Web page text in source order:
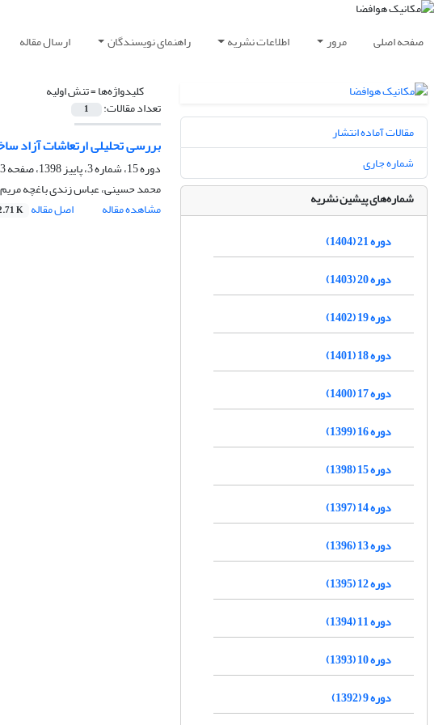
صفحه اصلی مرور اطلاعات نشریه راهنمای نویسندگان ارسال مقاله
کلیدواژه‌ها =تنش اولیه
تعداد مقالات: 1
بررسی تحلیلی ارتعاشات آزاد
دوره 15، شماره 3، پاییز 1398، صفحه
محمد حسینی، عباس زندی باغچه مریم
مشاهده مقاله
اصل مقاله K
مقالات آماده انتشار
شماره جاری
شماره‌های پیشین نشریه
دوره 21 (1404)
دوره 20 (1403)
دوره 19 (1402)
دوره 18 (1401)
دوره 17 (1400)
دوره 16 (1399)
دوره 15 (1398)
دوره 14 (1397)
دوره 13 (1396)
دوره 12 (1395)
دوره 11 (1394)
دوره 10 (1393)
دوره 9 (1392)